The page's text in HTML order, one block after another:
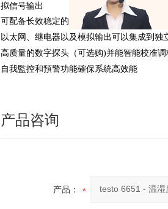
拟信号输出
可配备长效稳定的高精度德图湿度探头(±1.7
以太网、继电器以及模拟输出可以集成到独
高质量的数字探头（可选购)并能智能校准调
自我監控和預警功能確保系統高效能
产品咨询
产品：